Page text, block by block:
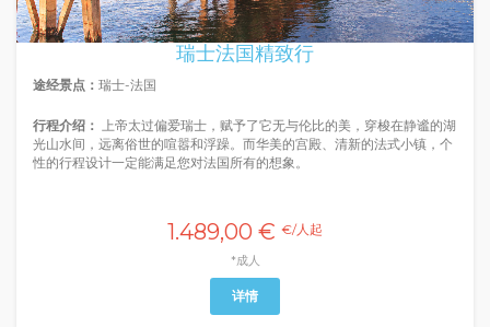
瑞士法国精致行
途经景点： 瑞士-法国
行程介绍： 上帝太过偏爱瑞士，赋予了它无与伦比的美，穿梭在静谧的湖
光山水间，远离俗世的喧嚣和浮躁。而华美的宫殿、清新的法式小镇，个
性的行程设计一定能满足您对法国所有的想象。
1.489,00 € €/人起
*成人
详情